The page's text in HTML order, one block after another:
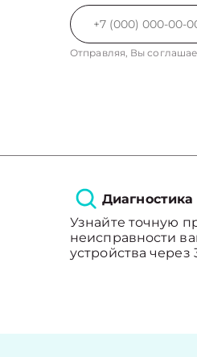
Отправляя, Вы
Диагностика
Узнайте точную
неисправности
устройства через